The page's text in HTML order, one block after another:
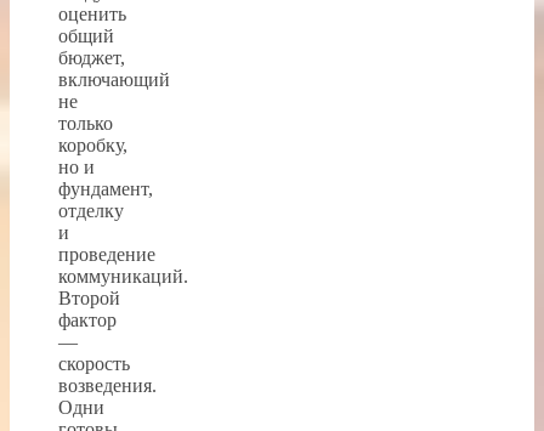
оценить
общий
бюджет,
включающий
не
только
коробку,
но и
фундамент,
отделку
и
проведение
коммуникаций.
Второй
фактор
—
скорость
возведения.
Одни